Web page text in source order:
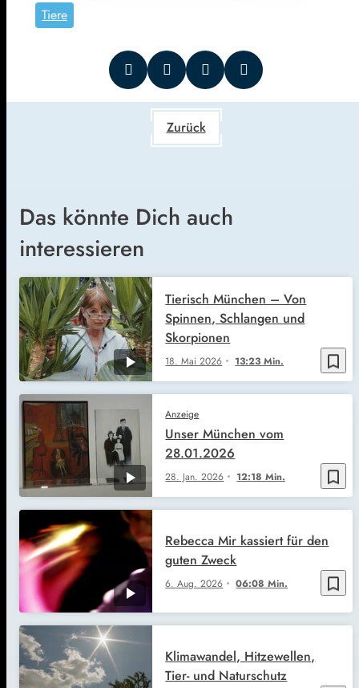
Tiere
Zurück
Das könnte Dich auch
interessieren
bookmark_border
18. Mai 2026 13:23 Min.
Tierisch München – Von
Spinnen, Schlangen und
Skorpionen
bookmark_border
Anzeige
28. Jan. 2026 12:18 Min.
Unser München vom
28.01.2026
bookmark_border
6. Aug. 2026 06:08 Min.
Rebecca Mir kassiert für den
guten Zweck
Klimawandel, Hitzewellen,
Tier- und Naturschutz